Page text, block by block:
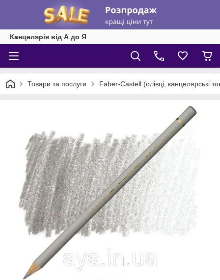
Канцелярія від А до Я
Товари та послуги Faber-Castell (олівці, канцелярські